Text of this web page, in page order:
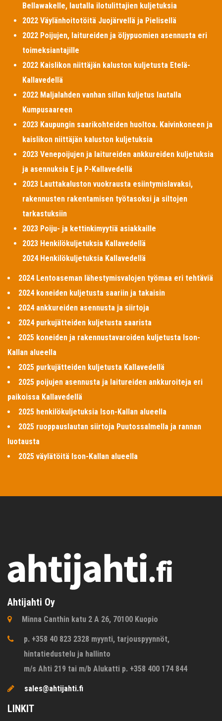
Bellawakelle, lautalla ilotulittajien kuljetuksia
2022 Väylänhoitotöitä Juojärvellä ja Pielisellä
2022 Poijujen, laitureiden ja öljypuomien asennusta eri
toimeksiantajille
2022 Kaislikon niittäjän kaluston kuljetusta Etelä-
Kallavedellä
2022 Maljalahden vanhan sillan kuljetus lautalla
Kumpusaareen
2023 Kaupungin saarikohteiden huoltoa. Kaivinkoneen ja
kaislikon niittäjän kaluston kuljetuksia
2023 Venepoijujen ja laitureiden ankkureiden kuljetuksia
ja asennuksia E ja P-Kallavedellä
2023 Lauttakaluston vuokrausta esiintymislavaksi,
rakennusten rakentamisen työtasoksi ja siltojen
tarkastuksiin
2023 Poiju- ja kettinkimyytiä asiakkaille
2023 Henkilökuljetuksia Kallavedellä
2024 Henkilökuljetuksia Kallavedellä
2024 Lentoaseman lähestymisvalojen työmaa eri tehtäviä
2024 koneiden kuljetusta saariin ja takaisin
2024 ankkureiden asennusta ja siirtoja
2024 purkujätteiden kuljetusta saarista
2025 koneiden ja rakennustavaroiden kuljetusta Ison-
Kallan alueella
2025 purkujätteiden kuljetusta Kallavedellä
2025 poijujen asennusta ja laitureiden ankkuroiteja eri
paikoissa Kallavedellä
2025 henkilökuljetuksia Ison-Kallan alueella
2025 ruoppauslautan siirtoja Puutossalmella ja rannan
luotausta
2025 väylätöitä Ison-Kallan alueella
Ahtijahti Oy
Minna Canthin katu 2 A 26, 70100 Kuopio
p. +358 40 823 2328 myynti, tarjouspyynnöt,
hintatiedustelu ja hallinto
m/s Ahti 219 tai m/b Alukatti p. +358 400 174 844
sales@ahtijahti.fi
LINKIT